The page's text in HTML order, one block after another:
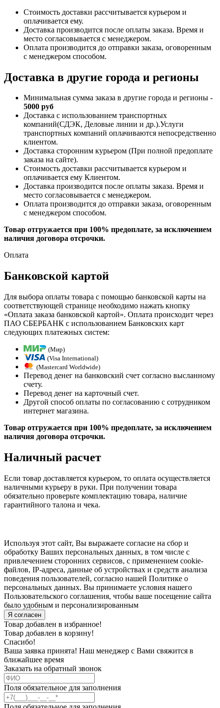
Стоимость доставки рассчитывается курьером и
оплачивается ему.
Доставка производится после оплаты заказа. Время и
место согласовывается с менеджером.
Оплата производится до отправки заказа, оговоренным
с менеджером способом.
Доставка в другие города и регионы
Минимальная сумма заказа в другие города и регионы -
5000 руб
Доставка с использованием транспортных
компаний(СДЭК, Деловые линии и др.).Услуги
транспортных компаний оплачиваются непосредственно
клиентом.
Доставка сторонним курьером (При полной предоплате
заказа на сайте).
Стоимость доставки рассчитывается курьером и
оплачивается ему Клиентом.
Доставка производится после оплаты заказа. Время и
место согласовывается с менеджером.
Оплата производится до отправки заказа, оговоренным
с менеджером способом.
Товар отгружается при 100% предоплате, за исключением
наличия договора отсрочки.
Оплата
Банковской картой
Для выбора оплаты товара с помощью банковской карты на
соответствующей странице необходимо нажать кнопку
«Оплата заказа банковской картой». Оплата происходит через
ПАО СБЕРБАНК с использованием Банковских карт
следующих платежных систем:
(Мир)
(Visa International)
(Mastercard Worldwide)
Перевод денег на банковский счет согласно высланному
счету.
Перевод денег на карточный счет.
Другой способ оплаты по согласованию с сотрудником
интернет магазина.
Товар отгружается при 100% предоплате, за исключением
наличия договора отсрочки.
Наличный расчет
Если товар доставляется курьером, то оплата осуществляется
наличными курьеру в руки. При получении товара
обязательно проверьте комплектацию товара, наличие
гарантийного талона и чека.
Используя этот сайт, Вы выражаете согласие на сбор и
обработку Ваших персональных данных, в том числе с
привлечением сторонних сервисов, с применением cookie-
файлов, IP-адреса, данные об устройствах и средств анализа
поведения пользователей, согласно нашей Политике о
персональных данных. Вы принимаете условия нашего
Пользовательского соглашения, чтобы ваше посещение сайта
было удобным и персонализированным
Я согласен
Товар добавлен в избранное!
Товар добавлен в корзину!
Спасибо!
Ваша заявка принята! Наш менеджер с Вами свяжится в
ближайшее время
Заказать на обратный звонок
Поля обязательное для заполнения